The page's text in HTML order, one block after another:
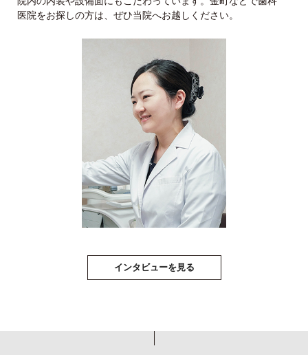
医院をお探しの方は、ぜひ当院へお越しください。
インタビューを見る